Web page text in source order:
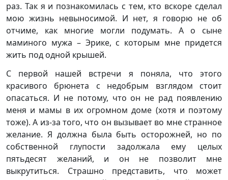
раз. Так я и познакомилась с тем, кто вскоре сделал
мою жизнь невыносимой. И нет, я говорю не об
отчиме, как многие могли подумать. А о сыне
маминого мужа – Эрике, с которым мне придется
жить под одной крышей.
С первой нашей встречи я поняла, что этого
красивого брюнета с недобрым взглядом стоит
опасаться. И не потому, что он не рад появлению
меня и мамы в их огромном доме (хотя и поэтому
тоже). А из-за того, что он вызывает во мне странное
желание. Я должна была быть осторожней, но по
собственной глупости задолжала ему целых
пятьдесят желаний, и он не позволит мне
выкрутиться. Страшно представить, что может